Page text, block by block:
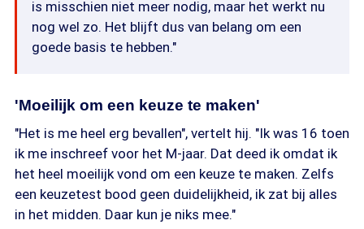
is misschien niet meer nodig, maar het werkt nu
nog wel zo. Het blijft dus van belang om een
goede basis te hebben."
'Moeilijk om een keuze te maken'
"Het is me heel erg bevallen", vertelt hij. "Ik was 16 toen
ik me inschreef voor het M-jaar. Dat deed ik omdat ik
het heel moeilijk vond om een keuze te maken. Zelfs
een keuzetest bood geen duidelijkheid, ik zat bij alles
in het midden. Daar kun je niks mee."